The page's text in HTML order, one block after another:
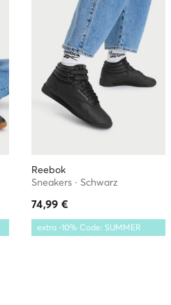
Reebok
Sneakers · Schwarz
74,99 €
extra -10% Code: SUMMER